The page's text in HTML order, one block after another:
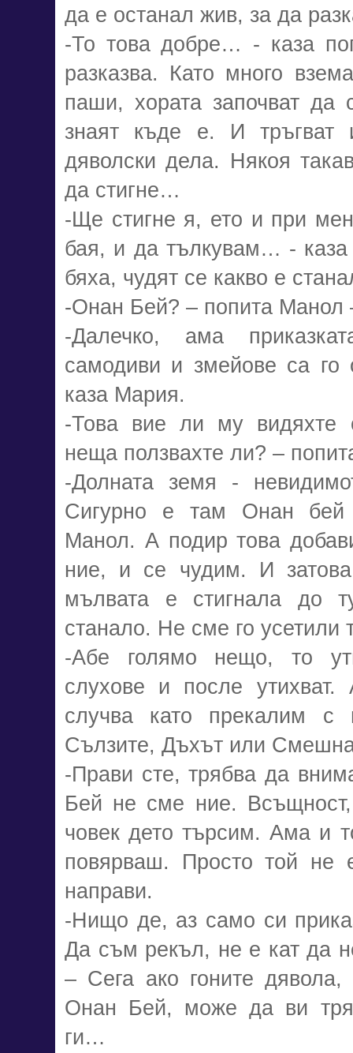
да е останал жив, за да
-То това добре… - каза
разказва. Като много
паши, хората започват да
знаят къде е. И
дяволски дела. Някоя
да стигне…
-Ще стигне я, ето и при
бая, и да тълкувам… - каза
бяха, чудят се какво е
-Онан Бей? – попита Манол
-Далечко, ама
самодиви и змейове са
каза Мария.
-Това вие ли му видяхте
неща ползвахте ли? –
-Долната земя -
Сигурно е там Онан бей
Манол. А подир това
ние, и се чудим. И
мълвата е стигнала до
станало. Не сме го усетили
-Абе голямо нещо, то
слухове и после
случва като прекалим
Сълзите, Дъхът или
-Прави сте, трябва да
Бей не сме ние.
човек дето търсим. Ама и
повярваш. Просто той не
направи.
-Нищо де, аз само си
Да съм рекъл, не е кат да
– Сега ако гоните
Онан Бей, може да ви
ги…